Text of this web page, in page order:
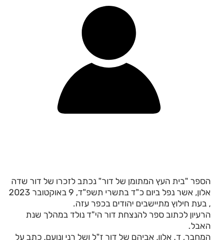
הספר "בית העץ המתומן של דור" נכתב לזכרו של דור שדה
אלון, אשר נפל ביום כ"ד בתשרי תשפ"ד, 9 באוקטובר 2023
, בעת חילוץ מתיישבים יהודים בכפר עזה.
הרעיון לכתוב ספר להנצחת דור הי"ד נולד במהלך שנת
האבל.
המחבר, ד. אלון, אביהם של דור ז"ל ושל רני ונועם, כתב על